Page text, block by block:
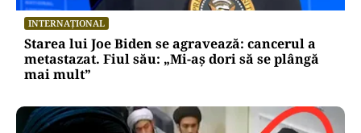
INTERNAȚIONAL
Starea lui Joe Biden se agravează: cancerul a
metastazat. Fiul său: „Mi-aș dori să se plângă
mai mult”